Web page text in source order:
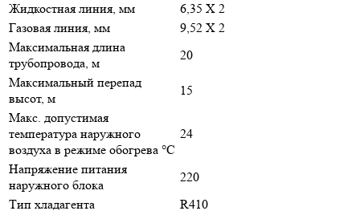
Жидкостная линия, мм
6,35 Х 2
Газовая линия, мм
9,52 Х 2
Максимальная длина
трубопровода, м
20
Максимальный перепад
высот, м
15
Макс. допустимая
температура наружного
воздуха в режиме обогрева °С
24
Напряжение питания
наружного блока
220
Тип хладагента
R410